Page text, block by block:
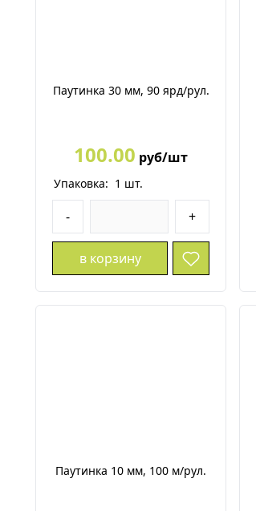
Паутинка 30 мм, 90 ярд/рул.
100.00 руб/шт
Упаковка: 1 шт.
- +
в корзину
Паутинка 10 мм, 100 м/рул.